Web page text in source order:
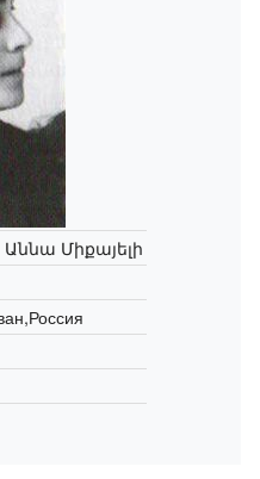
Միքայելի